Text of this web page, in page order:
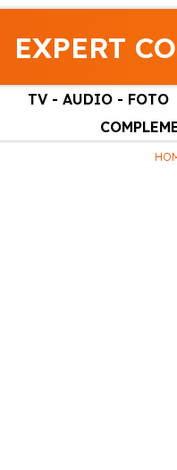
EXPERT
TV - AUDIO - FOTO